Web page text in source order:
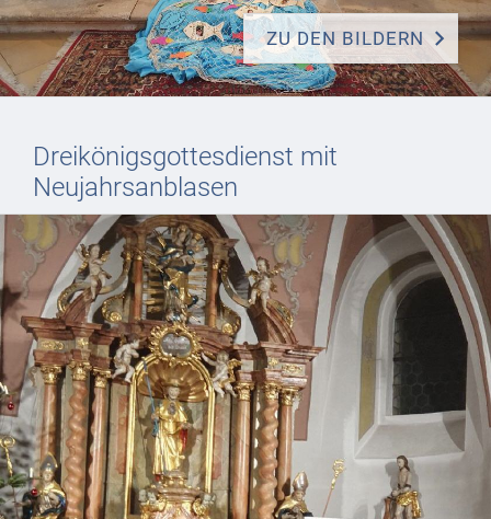
ZU DEN BILDERN
Dreikönigsgottesdienst mit
Neujahrsanblasen